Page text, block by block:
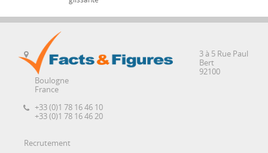
3 à 5 Rue Paul
Bert
92100
Boulogne
France
+33 (0)1 78 16 46 10
+33 (0)1 78 16 46 20
Recrutement